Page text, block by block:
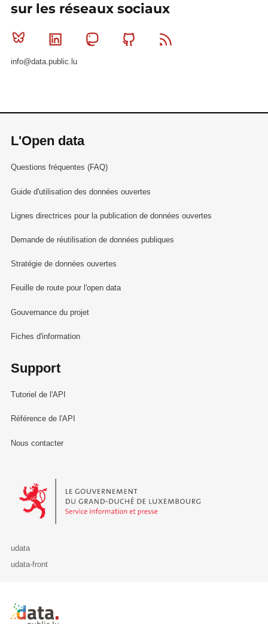
sur les réseaux sociaux
Bluesky Linkedin MastodonGithub
info@data.public.lu
L'Open data
Questions fréquentes (FAQ)
Guide d'utilisation des données ouvertes
Lignes directrices pour la publication de données ouvertes
Demande de réutilisation de données publiques
Stratégie de données ouvertes
Feuille de route pour l'open data
Gouvernance du projet
Fiches d'information
Support
Tutoriel de l'API
Référence de l'API
Nous contacter
Le Gouvernement du Grand-Duché de Luxembourg - Service
udata
udata-front
Retour à l'accueil de data.public.lu